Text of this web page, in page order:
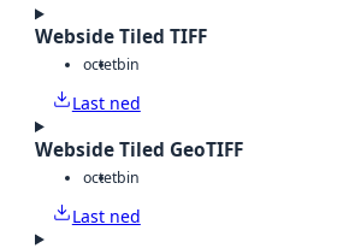
Webside Tiled TIFF
octetbin
Last ned
Webside Tiled GeoTIFF
octetbin
Last ned